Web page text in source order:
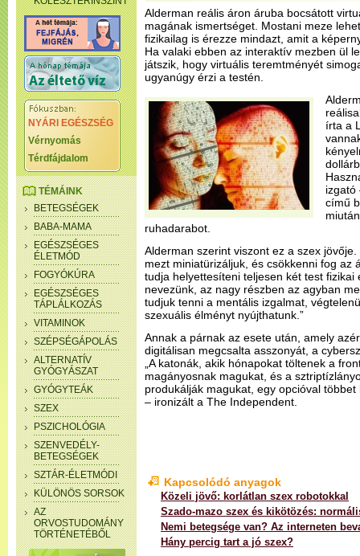
NYÁRI EGÉSZSÉG
Vérnyomás
Térdfájdalom
TÉMÁINK
BETEGSÉGEK
BABA-MAMA
EGÉSZSÉGES
ÉLETMÓD
FOGYÓKÚRA
EGÉSZSÉGES
TÁPLÁLKOZÁS
VITAMINOK
SZÉPSÉGÁPOLÁS
ALTERNATÍV
GYÓGYÁSZAT
GYÓGYTEÁK
SZEX
PSZICHOLÓGIA
SZENVEDÉLY-
BETEGSÉGEK
SZTÁR-ÉLETMÓDI
KÜLÖNÖS SORSOK
AZ
ORVOSTUDOMÁNY
TÖRTÉNETÉBŐL
Alderman reális áron áruba bocsátott
magának ismertséget. Mostani meze
fizikailag is érezze mindazt, amit a
Ha valaki ebben az interaktív mezben ül
játszik, hogy virtuális teremtményét
ugyanúgy érzi a testén.
írta a
izgató
című
ruhadarabot.
Alderman szerint viszont ez a szex
mezt miniatürizáljuk, és csökkenni fog az
tudja helyettesíteni teljesen két test
nevezünk, az nagy részben az agyban
tudjuk tenni a mentális izgalmat,
szexuális élményt nyújthatunk.”
Annak a párnak az esete után, amely
digitálisan megcsalta asszonyát, a
„A katonák, akik hónapokat töltenek a
magányosnak magukat, és a
produkálják magukat, egy opcióval
– ironizált a The Independent.
Kapcsolódó anyagok
Közeli jövő: korlátlan szex robotokkal
Szado-mazo szex és kikötözés:
Nemi betegsége van? Az interneten
Hány percig tart a jó szex?